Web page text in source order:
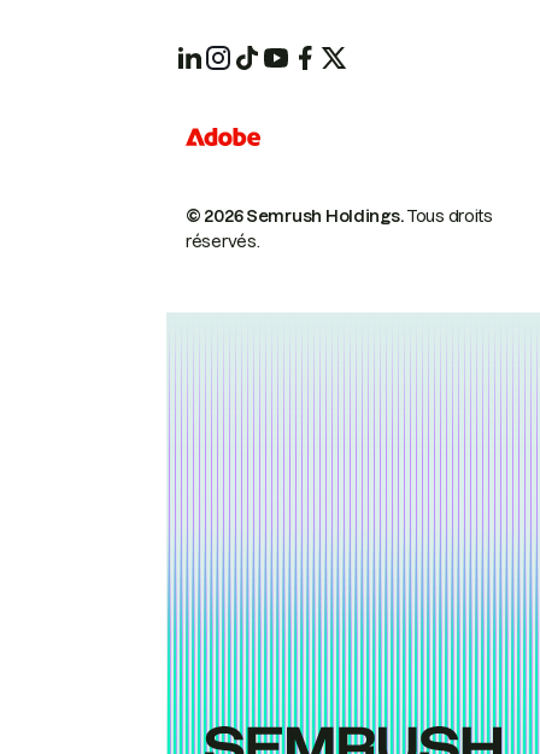
© 2026 Semrush Holdings.Tous droits
réservés.